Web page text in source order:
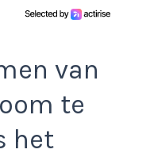
van
te
het